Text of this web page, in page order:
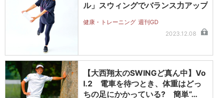
ル」スウィングでバランス力アップ
健康・トレーニング 週刊GD
2023.12.08
【大西翔太のSWINGど真ん中】Vo
l.2 電車を待つとき、体重はどっ
ちの足にかかっている? 簡単“…